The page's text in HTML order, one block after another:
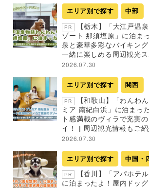
エリア別で探す 中部
PR
【栃木】「大江戸温
ゾート 那須塩原」に泊ま
泉と豪華多彩なバイキン
一緒に楽しめる周辺観光
2026.07.30
エリア別で探す 関西
PR
【和歌山】「わんわ
ミア 南紀白浜」に泊まっ
ト感満載のヴィラで充実
イ！ | 周辺観光情報もご紹
2026.07.30
エリア別で探す 中国・
PR
【香川】「アパホテ
に泊まったよ！屋内ドッ